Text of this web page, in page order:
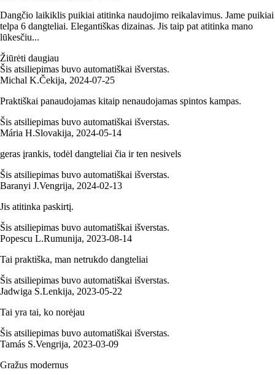
Dangčio laikiklis puikiai atitinka naudojimo reikalavimus. Jame puikiai
telpa 6 dangteliai. Elegantiškas dizainas. Jis taip pat atitinka mano
lūkesčiu...
Žiūrėti daugiau
Šis atsiliepimas buvo automatiškai išverstas.
Michal K.Čekija, 2024‑07‑25
Praktiškai panaudojamas kitaip nenaudojamas spintos kampas.
Šis atsiliepimas buvo automatiškai išverstas.
Mária H.Slovakija, 2024‑05‑14
geras įrankis, todėl dangteliai čia ir ten nesivels
Šis atsiliepimas buvo automatiškai išverstas.
Baranyi J.Vengrija, 2024‑02‑13
Jis atitinka paskirtį.
Šis atsiliepimas buvo automatiškai išverstas.
Popescu L.Rumunija, 2023‑08‑14
Tai praktiška, man netrukdo dangteliai
Šis atsiliepimas buvo automatiškai išverstas.
Jadwiga S.Lenkija, 2023‑05‑22
Tai yra tai, ko norėjau
Šis atsiliepimas buvo automatiškai išverstas.
Tamás S.Vengrija, 2023‑03‑09
Gražus modernus